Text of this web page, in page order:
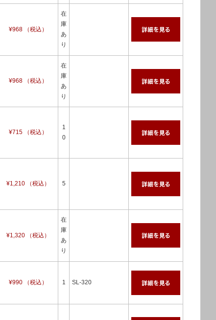
¥968 （税込）
在
庫
あ
り
¥968 （税込）
在
庫
あ
り
¥715 （税込）
1
0
¥1,210 （税込） 5
¥1,320 （税込）
在
庫
あ
り
¥990 （税込） 1 SL-320